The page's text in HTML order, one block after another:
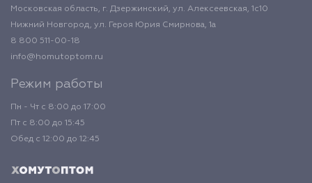
Московская область, г. Дзержинский, ул. Алексеевская, 1с10
Нижний Новгород, ул. Героя Юрия Смирнова, 1а
8 800 511-00-18
info@homutoptom.ru
Режим работы
Пн - Чт с 8:00 до 17:00
Пт с 8:00 до 15:45
Обед с 12:00 до 12:45